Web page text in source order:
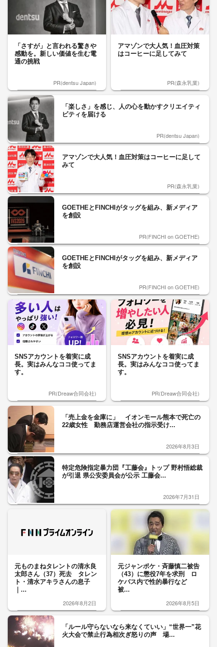
「さすが」と言われる驚きや
感動を。新しい価値を生む電
通の挑戦
PR(dentsu Japan)
アマゾンで大人気！血圧対策
はコーヒーに足してみて
PR(森永乳業)
「楽しさ」を感じ、人の心を動かすクリエイティ
ビティを届ける
PR(dentsu Japan)
アマゾンで大人気！血圧対策はコーヒーに足して
みて
PR(森永乳業)
GOETHEとFINCHIがタッグを組み、新メディア
を創設
PR(FINCHI on GOETHE)
GOETHEとFINCHIがタッグを組み、新メディア
を創設
PR(FINCHI on GOETHE)
SNSアカウントを着実に成
長。実はみんなココ使ってま
す。
PR(Dreaw合同会社)
SNSアカウントを着実に成
長。実はみんなココ使ってま
す。
PR(Dreaw合同会社)
「売上金を金庫に」 イオンモール熊本で死亡の
22歳女性 勤務店運営会社の指示受け...
2026年8月3日
特定危険指定暴力団『工藤会』トップ 野村悟総裁
が引退 県公安委員会が公示 工藤会...
2026年7月31日
元ものまねタレントの清水良
太郎さん（37）死去 タレン
ト・清水アキラさんの息子
｜...
2026年8月2日
元ジャンポケ・斉藤慎二被告
（43）に懲役7年を求刑 ロ
ケバス内で性的暴行など
被...
2026年8月5日
「ルール守らないなら来なくていい」“世界一”花
火大会で禁止行為相次ぎ怒りの声 場...